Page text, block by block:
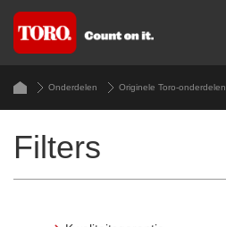
Onderdelen Originele Toro-onderdelen
Filters